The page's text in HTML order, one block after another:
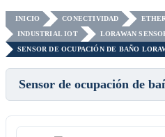
INICIO CONECTIVIDAD
INDUSTRIAL IOT
LORAWAN
SENSOR DE OCUPACIÓN DE BAÑO
Sensor de ocupación de